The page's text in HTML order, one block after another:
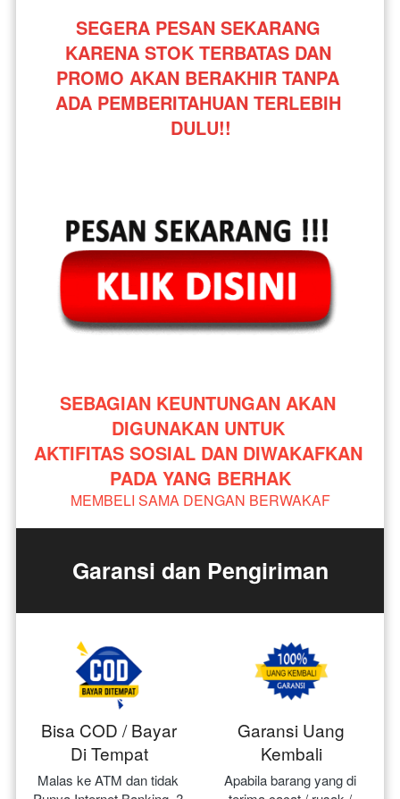
SEGERA PESAN SEKARANG
KARENA STOK TERBATAS DAN
PROMO AKAN BERAKHIR TANPA
ADA PEMBERITAHUAN TERLEBIH
DULU!!
SEBAGIAN KEUNTUNGAN AKAN
DIGUNAKAN UNTUK
AKTIFITAS SOSIAL DAN DIWAKAFKAN
PADA YANG BERHAK
MEMBELI SAMA DENGAN BERWAKAF
Garansi dan Pengiriman
Bisa COD / Bayar
Di Tempat
Malas ke ATM dan tidak
Garansi Uang
Kembali
Apabila barang yang di